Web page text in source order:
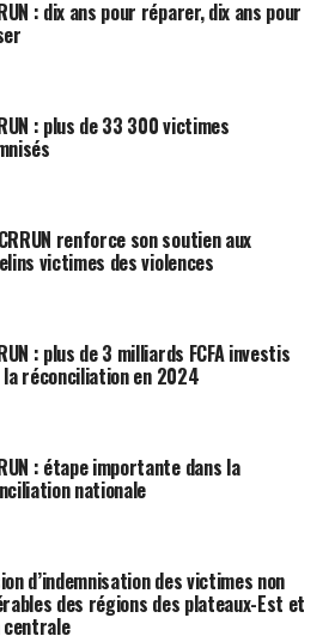
: dix ans pour réparer, dix ans pour
: plus de 33 300 victimes
renforce son soutien aux
victimes des violences
: plus de 3 milliards FCFA investis
la réconciliation en 2024
: étape importante dans la
nationale
d’indemnisation des victimes non
des régions des plateaux-Est et
centrale